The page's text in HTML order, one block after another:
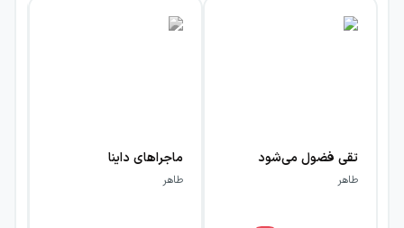
تقی فضول می‌شود
طاهر
ماجراهای داینا
طاهر